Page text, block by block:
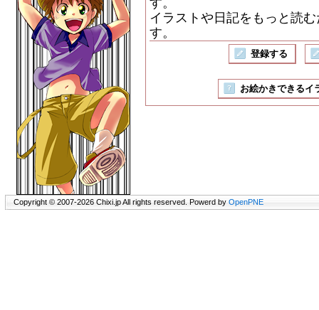
す。
イラストや日記をもっと読
す。
登録する
お絵かきできるイ
Copyright © 2007-2026 Chixi.jp All rights reserved. Powerd by OpenPNE